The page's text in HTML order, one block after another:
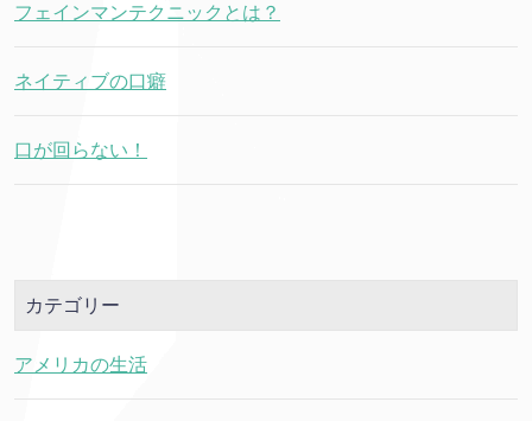
フェインマンテクニックとは？
ネイティブの口癖
口が回らない！
カテゴリー
アメリカの生活